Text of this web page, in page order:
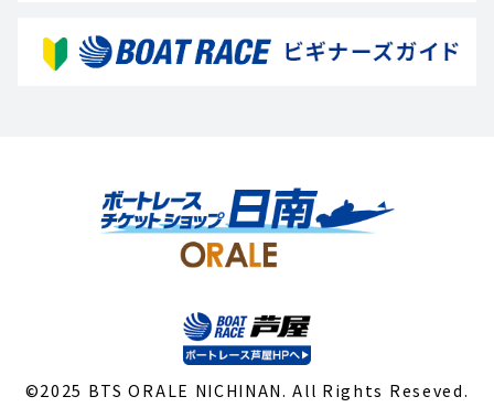
©2025 BTS ORALE NICHINAN. All Rights Reseved.